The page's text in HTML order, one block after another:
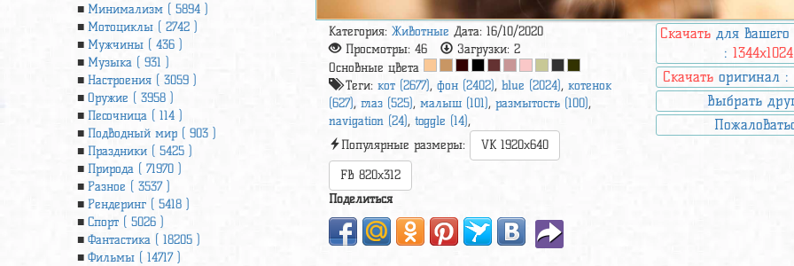
Минимализм ( 5894 )
Мотоциклы ( 2742 )
Мужчины ( 436 )
Музыка ( 931 )
Настроения ( 3059 )
Оружие ( 3958 )
Песочница ( 114 )
Подводный мир ( 903 )
Праздники ( 5425 )
Природа ( 71970 )
Разное ( 3537 )
Рендеринг ( 5418 )
Спорт ( 5026 )
Фантастика ( 18205 )
Фильмы ( 14717 )
Категория:Животные Дата: 16/10/2020
Просмотры:46 Загрузки:2
Основные цвета
Теги:кот (2677),фон (2402),blue (2024),котенок
(627),глаз (525),малыш (101),размытость (100),
navigation (24),toggle (14),
Популярные размеры:
VK 1920x640
FB 820x312
Скачать для
:1344x1024
Скачать оригинал :
Выбрать
Поделиться